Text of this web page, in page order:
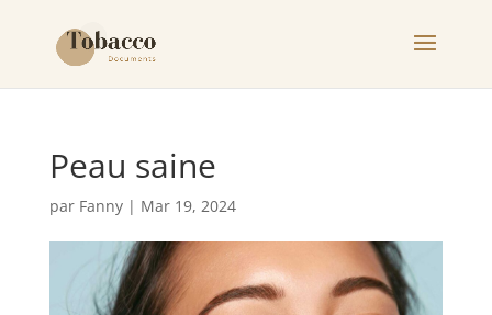
Peau saine
par Fanny| Mar 19, 2024